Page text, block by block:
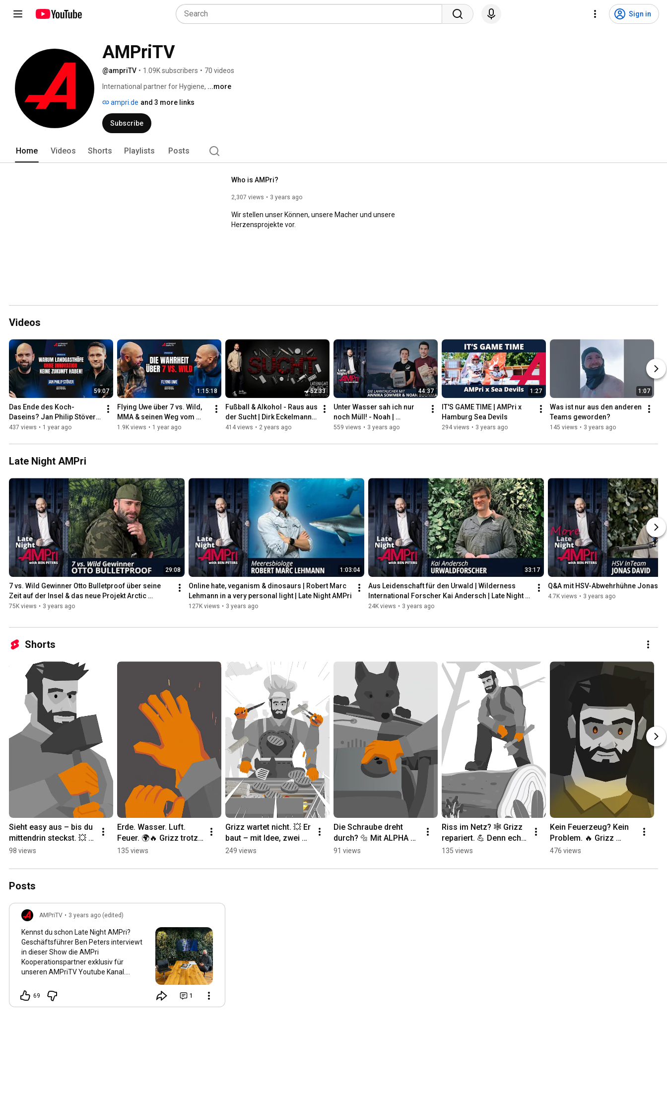
Sign in
AMPriTV
@ampriTV • 1.09K subscribers • 70 videos
International partner for Hygiene, ...more
ampri.de and 3 more links
Subscribe
Home Videos Shorts Playlists Posts
Who is AMPri?
2,307 views 3 years ago
Wir stellen unser Können, unsere Macher und unsere
Herzensprojekte vor.
Videos
59:07
Das Ende des Koch-
Daseins? Jan Philip Stöver
über die größten
LATENIGHT AMPri TV
437 views • 1 year ago
1:15:18
Flying Uwe über 7 vs. Wild,
MMA & seinen Weg vom
Youtuber zum Unternehmer
1.9K views • 1 year ago
52:33
Fußball & Alkohol - Raus aus
der Sucht | Dirk Eckelmann |
LATENIGHT AMPri mit Ben
414 views • 2 years ago
44:37
Unter Wasser sah ich nur
noch Müll! - Noah |
Lahntaucher | Late Night
559 views • 3 years ago
1:27
IT'S GAME TIME | AMPri x
Hamburg Sea Devils
294 views • 3 years ago
1:07
Was ist nur aus den anderen
Teams geworden?
145 views • 3 years ago
Late Night AMPri
29:08
7 vs. Wild Gewinner Otto Bulletproof über seine
Zeit auf der Insel & das neue Projekt Arctic
Warrior
75K views • 3 years ago
1:03:04
Online hate, veganism & dinosaurs | Robert Marc
Lehmann in a very personal light | Late Night AMPri
127K views • 3 years ago
33:17
Aus Leidenschaft für den Urwald | Wilderness
International Forscher Kai Andersch | Late Night
AMPri
24K views • 3 years ago
Q&A mit HSV-Abwehrhühne Jonas
4.7K views • 3 years ago
Shorts
Sieht easy aus – bis du
mittendrin steckst. 💥
Grizz reißt ab – mit
Handschuhen a
98 views
Erde. Wasser. Luft.
Feuer. 🌍🔥 Grizz trotzt
jedem Element – mit
ALPHA-Grip!
135 views
Grizz wartet nicht. 💥 Er
baut – mit Idee, zwei
Händen und ALPHA-
schon gebaut?
249 views
Die Schraube dreht
durch? 🔩 Mit ALPHA
behältst du trotzdem
91 views
Riss im Netz? 🕸️ Grizz
repariert. 💪 Denn echte
Macher flicken – statt
135 views
Kein Feuerzeug? Kein
Problem. 🔥 Grizz
zündet’s trotzdem – mit
im Nacken!
476 views
Posts
AMPriTV • 3 years ago (edited)
Kennst du schon Late Night AMPri?
Geschäftsführer Ben Peters interviewt
in dieser Show die AMPri
Kooperationspartner exklusiv für
unseren AMPriTV Youtube Kanal.
aktuelle Themen zur sozialen
Verantwortung und viele weitere. Heute
69 1